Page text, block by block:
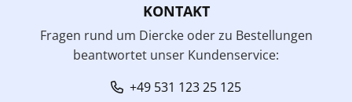
KONTAKT
Fragen rund um Diercke oder zu Bestellungen
beantwortet unser Kundenservice:
+49 531 123 25 125